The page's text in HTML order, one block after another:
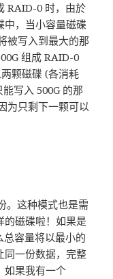
RAID-0 时，由於
中，当小容量磁碟
被写入到最大的那
组成 RAID-0
颗磁碟 (各消耗
写入 500G 的那
为只剩下一颗可以
这种模式也是需
的磁碟啦！如果是
容量将以最小的
同一份数据，完整
如果我有一个